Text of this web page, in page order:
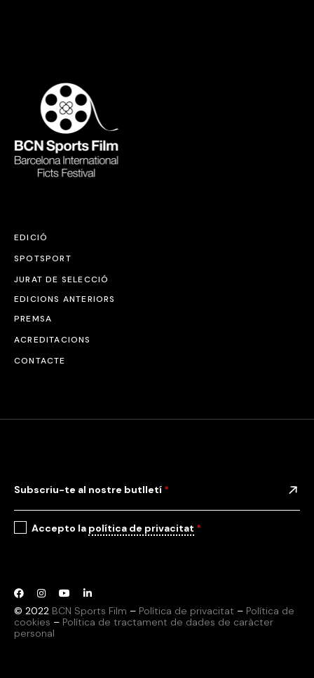
EDICIÓ
SPOTSPORT
JURAT DE SELECCIÓ
EDICIONS ANTERIORS
PREMSA
ACREDITACIONS
CONTACTE
© 2022 BCN Sports Film – Política de privacitat – Política de
cookies – Política de tractament de dades de caràcter
personal
Subscriu-te al nostre butlletí *
Accepto la política de privacitat *